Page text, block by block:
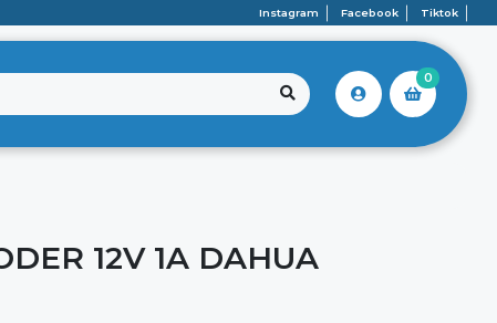
Instagram Facebook Tiktok
0
12V 1A DAHUA